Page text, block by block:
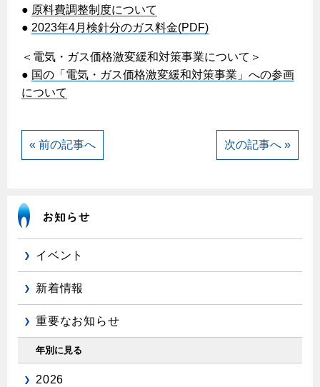
故障診断
ガス工事に関する約款・委託要件・内管工事見積単価表
新しく都市ガスをご利用したい方へ
ガスを安全にお使いいただくために
ガスメーターの役割と安全機能
古くなったガス管の交換のおすすめ
長期使用製品安全点検制度について
換気と給排気設備の注意点
冬季の注意
60代
プロパンガスから都市ガスへの切り替え
都市ガス切り替えのメリット
都市ガス切り替え事例
バスルーム
浴室暖房乾燥機・脱衣室
ミストサウナ
リビング
ガス温水床暖房・ルームヒーター
リフォームについてのお問い合わせ
停電時の対応
よくあるご質問
● 原料費調整制度について
● 2023年4月検針分のガス料金(PDF)
＜電気・ガス価格激変緩和対策事業について＞
● 国の「電気・ガス価格激変緩和対策事業」への参画
について
« 前の記事へ 次の記事へ »
イベント
新着情報
重要なお知らせ
年別に見る
2026